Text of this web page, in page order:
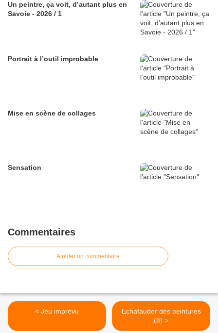
Un peintre, ça voit, d’autant plus en
Savoie - 2026 / 1
Portrait à l’outil improbable
Mise en scène de collages
Sensation
Commentaires
Ajouter un commentaire
< Jeu imprévu
Echafauder des peintures
(II) >